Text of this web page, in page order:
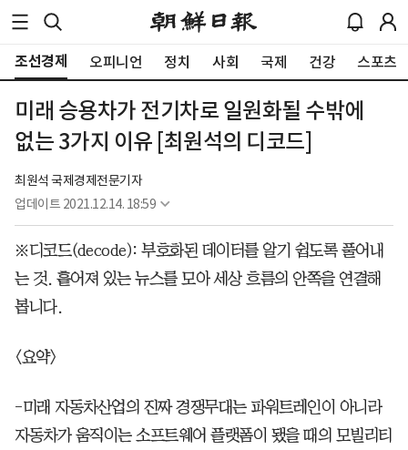
조선경제 오피니언 정치 사회 국제 건강 스포츠
미래 승용차가 전기차로 일원화될 수밖에
없는 3가지 이유 [최원석의 디코드]
최원석 국제경제전문기자
업데이트 2021.12.14. 18:59
※디코드(decode): 부호화된 데이터를 알기 쉽도록 풀어내
는 것. 흩어져 있는 뉴스를 모아 세상 흐름의 안쪽을 연결해
봅니다.
<요약>
-미래 자동차산업의 진짜 경쟁무대는 파워트레인이 아니라
자동차가 움직이는 소프트웨어 플랫폼이 됐을 때의 모빌리티